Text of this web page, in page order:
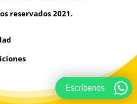
reservados 2021.
Escríbenos